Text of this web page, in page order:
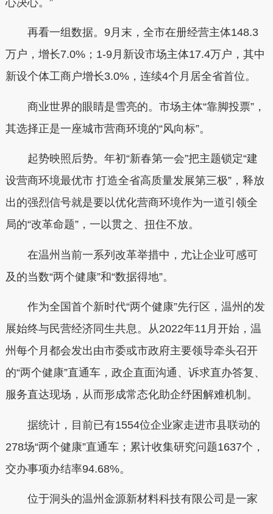
再看一组数据。9月末，全市在册经营主体148.3
万户，增长7.0%；1-9月新设市场主体17.4万户，其中
新设个体工商户增长3.0%，连续4个月居全省首位。
商业世界的眼睛是雪亮的。市场主体“靠脚投票”，
其选择正是一座城市营商环境的“风向标”。
起势映照后势。年初“新春第一会”把主题锁定“建
设营商环境最优市 打造全省高质量发展第三极”，释放
出的强烈信号就是要以优化营商环境作为一道引领全
局的“改革命题”，一以贯之、扭住不放。
在温州当前一系列改革举措中，尤让企业可感可
及的当数“两个健康”和“数据得地”。
作为全国首个新时代“两个健康”先行区，温州的发
展始终与民营经济同生共息。从2022年11月开始，温
州每个月都会发出由市委或市政府主要领导牵头召开
的“两个健康”直通车，政企直面沟通、诉求直办答复、
服务直达现场，从而形成常态化助企纾困解难机制。
据统计，目前已有1554位企业家走进市县联动的
278场“两个健康”直通车；累计收集研究问题1637个，
交办事项办结率94.68%。
位于洞头的温州金源新材料科技有限公司是一家